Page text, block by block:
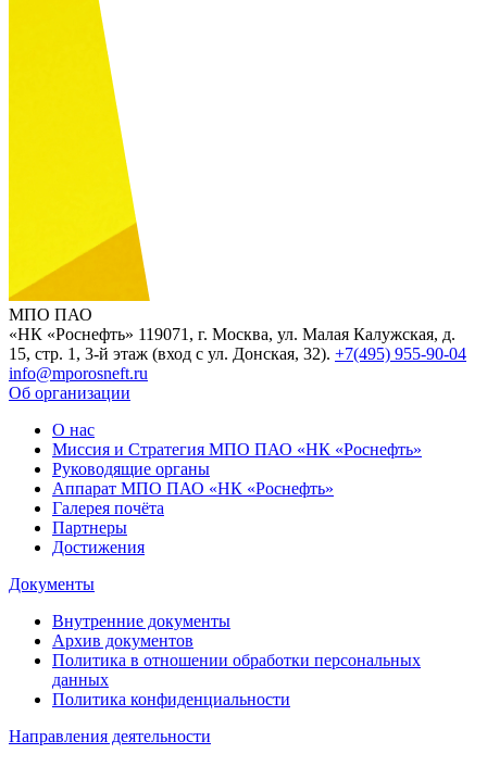
МПО ПАО
«НК «Роснефть» 119071, г. Москва, ул. Малая Калужская, д.
15, стр. 1, 3-й этаж (вход с ул. Донская, 32). +7(495) 955-90-04
info@mporosneft.ru
Об организации
О нас
Миссия и Стратегия МПО ПАО «НК «Роснефть»
Руководящие органы
Аппарат МПО ПАО «НК «Роснефть»
Галерея почёта
Партнеры
Достижения
Документы
Внутренние документы
Архив документов
Политика в отношении обработки персональных
данных
Политика конфиденциальности
Направления деятельности